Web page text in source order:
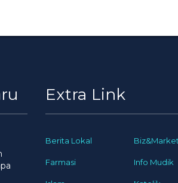
Extra Link
Berita Lokal
Farmasi Info Mudik